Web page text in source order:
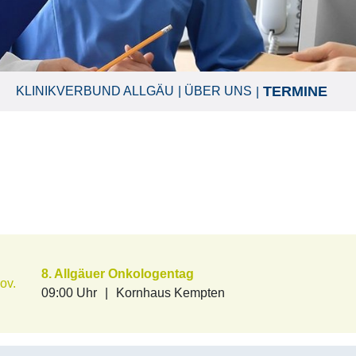
KLINIKVERBUND ALLGÄU ÜBER UNS TERMINE
8. Allgäuer Onkologentag
09:00 Uhr
Kornhaus Kempten